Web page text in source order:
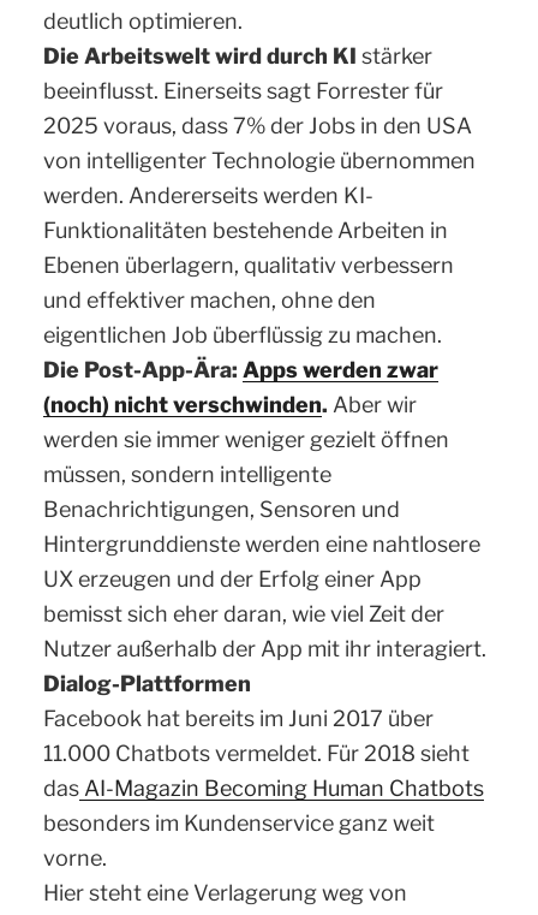
deutlich optimieren.
Die Arbeitswelt wird durch KI stärker
beeinflusst. Einerseits sagt Forrester für
2025 voraus, dass 7% der Jobs in den USA
von intelligenter Technologie übernommen
werden. Andererseits werden KI-
Funktionalitäten bestehende Arbeiten in
Ebenen überlagern, qualitativ verbessern
und effektiver machen, ohne den
eigentlichen Job überflüssig zu machen.
Die Post-App-Ära: Apps werden zwar
(noch) nicht verschwinden. Aber wir
werden sie immer weniger gezielt öffnen
müssen, sondern intelligente
Benachrichtigungen, Sensoren und
Hintergrunddienste werden eine nahtlosere
UX erzeugen und der Erfolg einer App
bemisst sich eher daran, wie viel Zeit der
Nutzer außerhalb der App mit ihr interagiert.
Dialog-Plattformen
Facebook hat bereits im Juni 2017 über
11.000 Chatbots vermeldet. Für 2018 sieht
das AI-Magazin Becoming Human Chatbots
besonders im Kundenservice ganz weit
vorne.
Hier steht eine Verlagerung weg von